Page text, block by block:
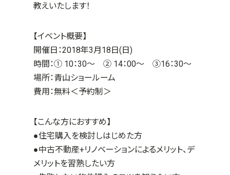
教えいたします！
【イベント概要】
開催日：2018年3月18日(日)
時間：① 10：30～ ② 14：00～ ③16：30～
場所：青山ショールーム
費用：無料＜予約制＞
【こんな方におすすめ】
●住宅購入を検討しはじめた方
●中古不動産+リノベーションによるメリット、デ
メリットを習熟したい方